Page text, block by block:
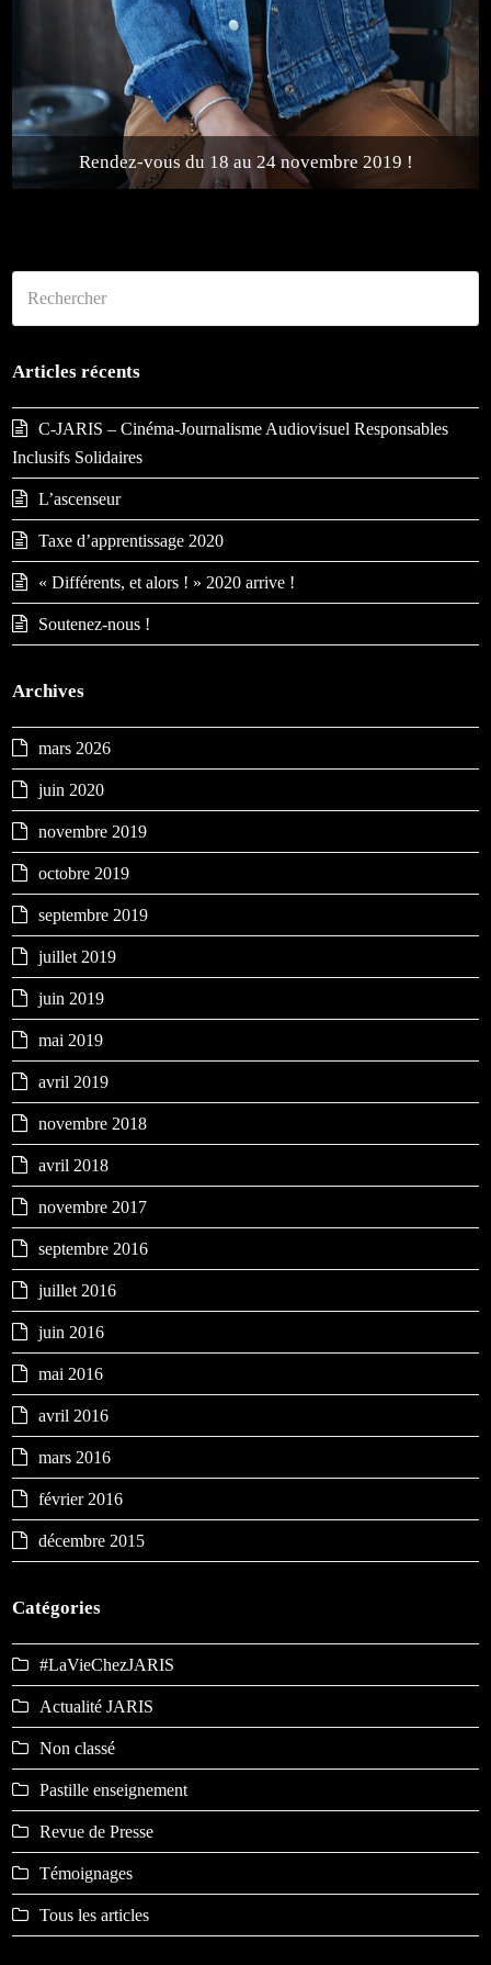
Rendez-vous du 18 au 24 novembre 2019 !
Articles récents
C-JARIS – Cinéma-Journalisme Audiovisuel Responsables
Inclusifs Solidaires
L’ascenseur
Taxe d’apprentissage 2020
« Différents, et alors ! » 2020 arrive !
Soutenez-nous !
Archives
mars 2026
juin 2020
novembre 2019
octobre 2019
septembre 2019
juillet 2019
juin 2019
mai 2019
avril 2019
novembre 2018
avril 2018
novembre 2017
septembre 2016
juillet 2016
juin 2016
mai 2016
avril 2016
mars 2016
février 2016
décembre 2015
Catégories
#LaVieChezJARIS
Actualité JARIS
Non classé
Pastille enseignement
Revue de Presse
Témoignages
Tous les articles